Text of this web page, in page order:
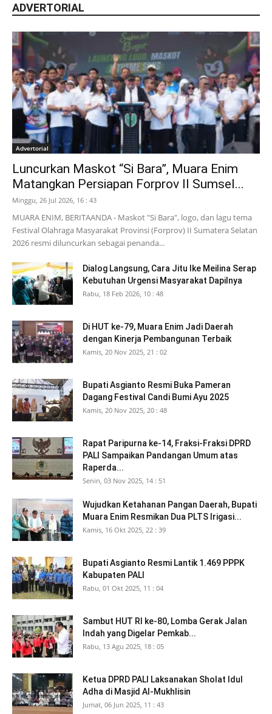
ADVERTORIAL
Advertorial
Luncurkan Maskot “Si Bara”, Muara Enim
Matangkan Persiapan Forprov II Sumsel...
Minggu, 26 Jul 2026, 16 : 43
MUARA ENIM, BERITAANDA - Maskot "Si Bara", logo, dan lagu tema
Festival Olahraga Masyarakat Provinsi (Forprov) II Sumatera Selatan
2026 resmi diluncurkan sebagai penanda...
Dialog Langsung, Cara Jitu Ike Meilina Serap
Kebutuhan Urgensi Masyarakat Dapilnya
Rabu, 18 Feb 2026, 10 : 48
Di HUT ke-79, Muara Enim Jadi Daerah
dengan Kinerja Pembangunan Terbaik
Kamis, 20 Nov 2025, 21 : 02
Bupati Asgianto Resmi Buka Pameran
Dagang Festival Candi Bumi Ayu 2025
Kamis, 20 Nov 2025, 20 : 48
Rapat Paripurna ke-14, Fraksi-Fraksi DPRD
PALI Sampaikan Pandangan Umum atas
Raperda...
Senin, 03 Nov 2025, 14 : 51
Wujudkan Ketahanan Pangan Daerah, Bupati
Muara Enim Resmikan Dua PLTS Irigasi...
Kamis, 16 Okt 2025, 22 : 39
Bupati Asgianto Resmi Lantik 1.469 PPPK
Kabupaten PALI
Rabu, 01 Okt 2025, 11 : 04
Sambut HUT RI ke-80, Lomba Gerak Jalan
Indah yang Digelar Pemkab...
Rabu, 13 Agu 2025, 18 : 05
Ketua DPRD PALI Laksanakan Sholat Idul
Adha di Masjid Al-Mukhlisin
Jumat, 06 Jun 2025, 11 : 43